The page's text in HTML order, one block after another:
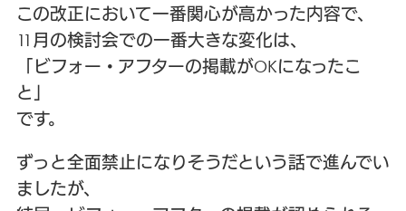
この改正において一番関心が高かった内容で、
11月の検討会での一番大きな変化は、
「ビフォー・アフターの掲載がOKになったこ
と」
です。
ずっと全面禁止になりそうだという話で進んでい
ましたが、